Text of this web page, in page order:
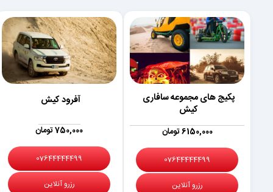
پکیج های مجموعه سافاری
کیش
6150,000 تومان
07644444499
رزرو آنلاین
آفرود کیش
750,000 تومان
07644444499
رزرو آنلاین